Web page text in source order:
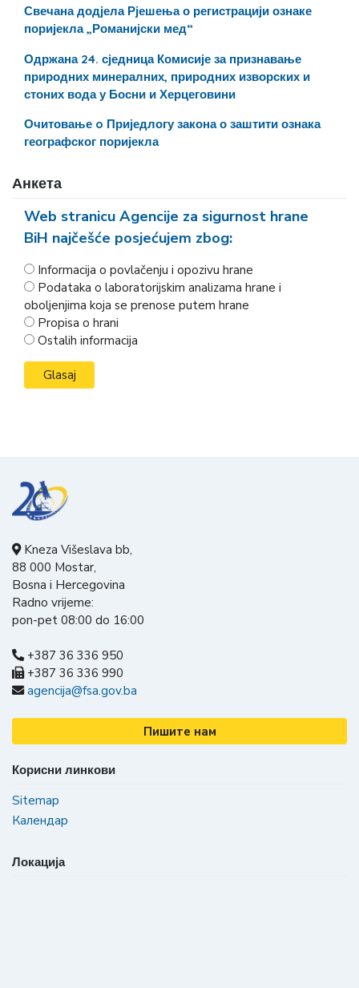
Свечана додјела Рјешења о регистрацији ознаке
поријекла „Романијски мед“
Одржана 24. сједница Комисије за признавање
природних минералних, природних изворских и
стоних вода у Босни и Херцеговини
Очитовање o Приједлогу закона о заштити ознака
географског поријекла
Анкета
Web stranicu Agencije za sigurnost hrane
BiH najčešće posjećujem zbog:
Informacija o povlačenju i opozivu hrane
Podataka o laboratorijskim analizama hrane i
oboljenjima koja se prenose putem hrane
Propisa o hrani
Ostalih informacija
Kneza Višeslava bb,
88 000 Mostar,
Bosna i Hercegovina
Radno vrijeme:
pon-pet 08:00 do 16:00
+387 36 336 950
+387 36 336 990
agencija@fsa.gov.ba
Пишите нам
Корисни линкови
Sitemap
Календар
Локација